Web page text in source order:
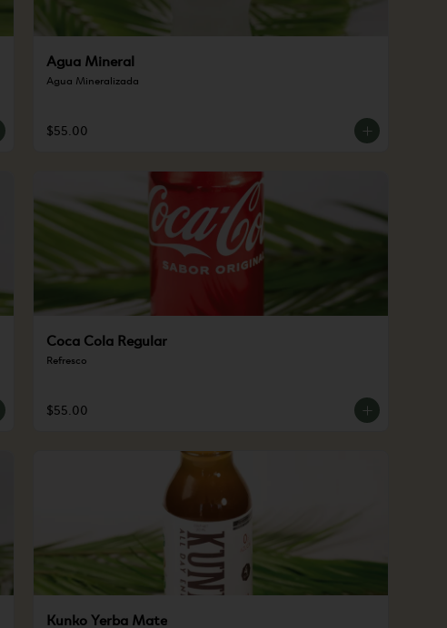
Agua Mineral
Agua Mineralizada
$55.00
Coca Cola Regular
Refresco
$55.00
Kunko Yerba Mate